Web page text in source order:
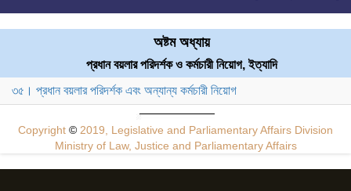
অষ্টম অধ্যায়
প্রধান বয়লার পরিদর্শক ও কর্মচারী নিয়োগ, ইত্যাদি
৩৫। প্রধান বয়লার পরিদর্শক এবং অন্যান্য কর্মচারী নিয়োগ
Copyright © 2019, Legislative and Parliamentary Affairs Division
Ministry of Law, Justice and Parliamentary Affairs